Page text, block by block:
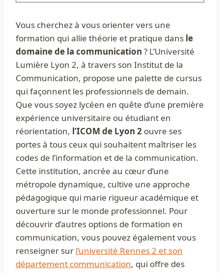
Vous cherchez à vous orienter vers une
formation qui allie théorie et pratique dans le
domaine de la communication ? L’Université
Lumière Lyon 2, à travers son Institut de la
Communication, propose une palette de cursus
qui façonnent les professionnels de demain.
Que vous soyez lycéen en quête d’une première
expérience universitaire ou étudiant en
réorientation, l’ICOM de Lyon 2 ouvre ses
portes à tous ceux qui souhaitent maîtriser les
codes de l’information et de la communication.
Cette institution, ancrée au cœur d’une
métropole dynamique, cultive une approche
pédagogique qui marie rigueur académique et
ouverture sur le monde professionnel. Pour
découvrir d’autres options de formation en
communication, vous pouvez également vous
renseigner sur l’université Rennes 2 et son
département communication, qui offre des